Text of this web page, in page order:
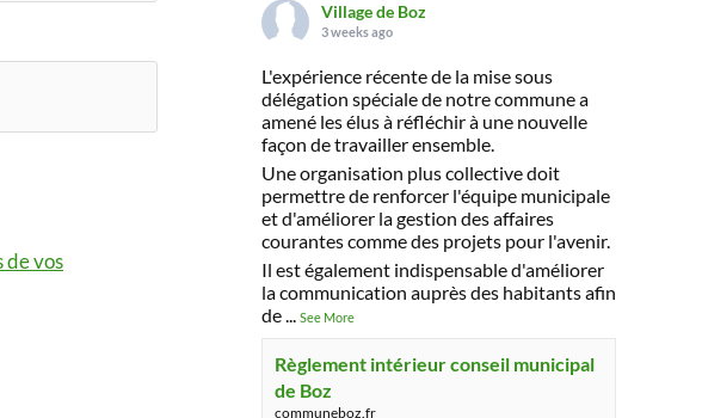
de vos
Village de Boz
3 weeks ago
L'expérience récente de la mise sous
délégation spéciale de notre commune a
amené les élus à réfléchir à une nouvelle
façon de travailler ensemble.
Une organisation plus collective doit
permettre de renforcer l'équipe municipale
et d'améliorer la gestion des affaires
courantes comme des projets pour l'avenir.
Il est également indispensable d'améliorer
la communication auprès des habitants afin
de... See More
Règlement intérieur conseil municipal
de Boz
communeboz.fr